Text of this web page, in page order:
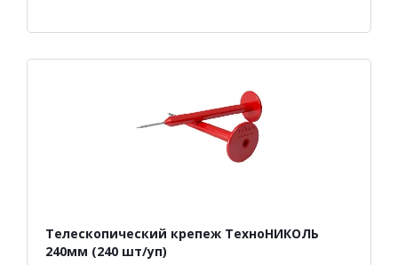
Телескопический крепеж ТехноНИКОЛЬ
240мм (240 шт/уп)